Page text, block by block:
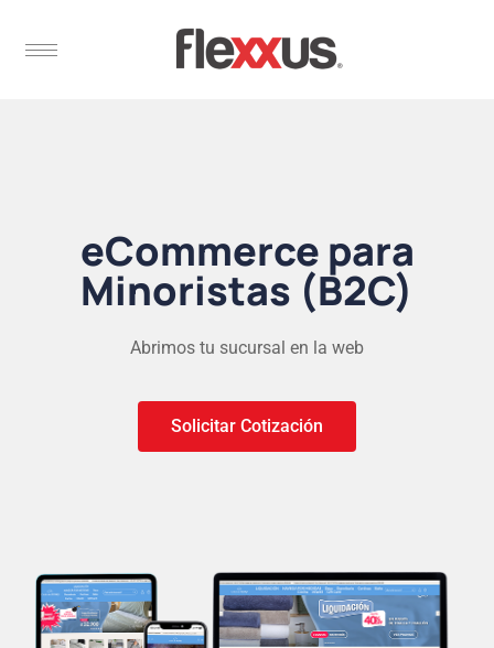
eCommerce para
Minoristas (B2C)
Abrimos tu sucursal en la web
Solicitar Cotización